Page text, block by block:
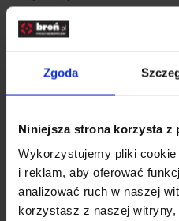
Zgoda
Niniejsza strona korzysta z
Wykorzystujemy pliki
i reklam, aby oferować
analizować ruch w naszej
korzystasz z naszej witryny,
Długość całkowita
Długość całkowita
Szerokość przedziału
Szerokość w
Okres gwarancyjny 24
Informacje producenta
Producent Megaline,
EAN 2000000030265